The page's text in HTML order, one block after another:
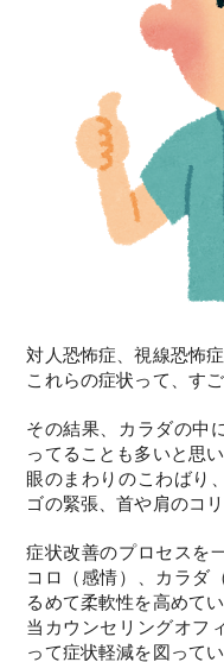
対人恐怖症、視線恐怖
これらの症状って、す
その結果、カラダの中
ってることも多いと思い
眼のまわりのこわばり
ゴの緊張、首や肩のコ
症状改善のプロセスを
コロ（感情）、カラダ
るめて柔軟性を高めて
当カウンセリングオフ
って症状軽減を図ってい